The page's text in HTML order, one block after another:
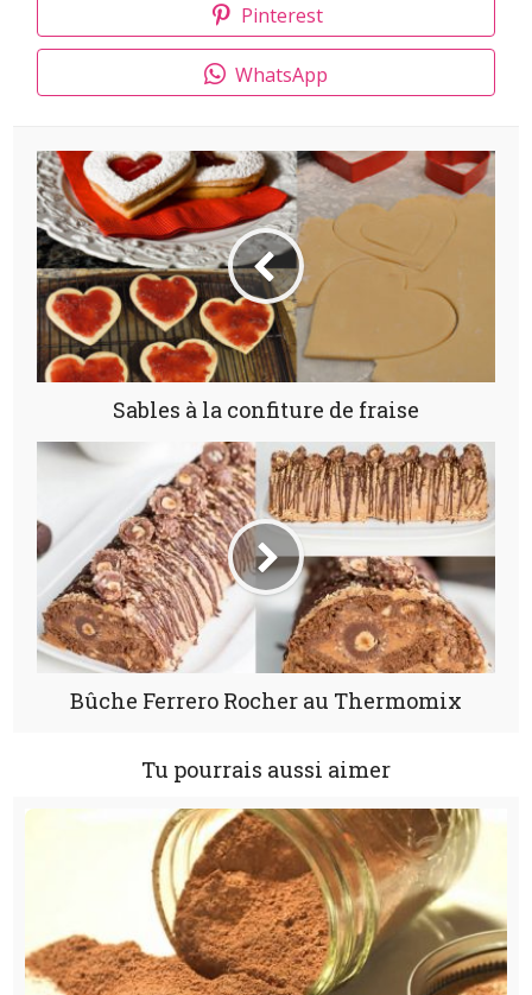
Pinterest
WhatsApp
Sables à la confiture de fraise
Bûche Ferrero Rocher au Thermomix
Tu pourrais aussi aimer